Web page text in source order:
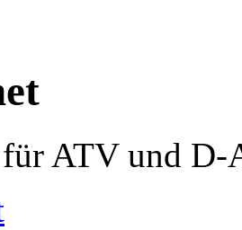
ATV und D-